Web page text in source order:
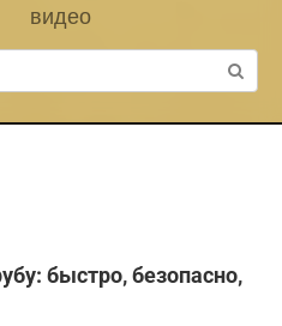
видео
быстро‚ безопасно‚